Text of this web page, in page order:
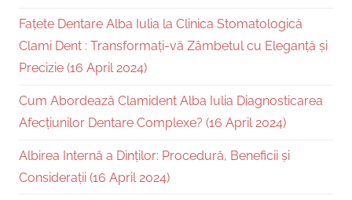
Fațete Dentare Alba Iulia la Clinica Stomatologică
Clami Dent : Transformați-vă Zâmbetul cu Eleganță și
Precizie (16 April 2024)
Cum Abordează Clamident Alba Iulia Diagnosticarea
Afecțiunilor Dentare Complexe? (16 April 2024)
Albirea Internă a Dinților: Procedură, Beneficii și
Considerații (16 April 2024)